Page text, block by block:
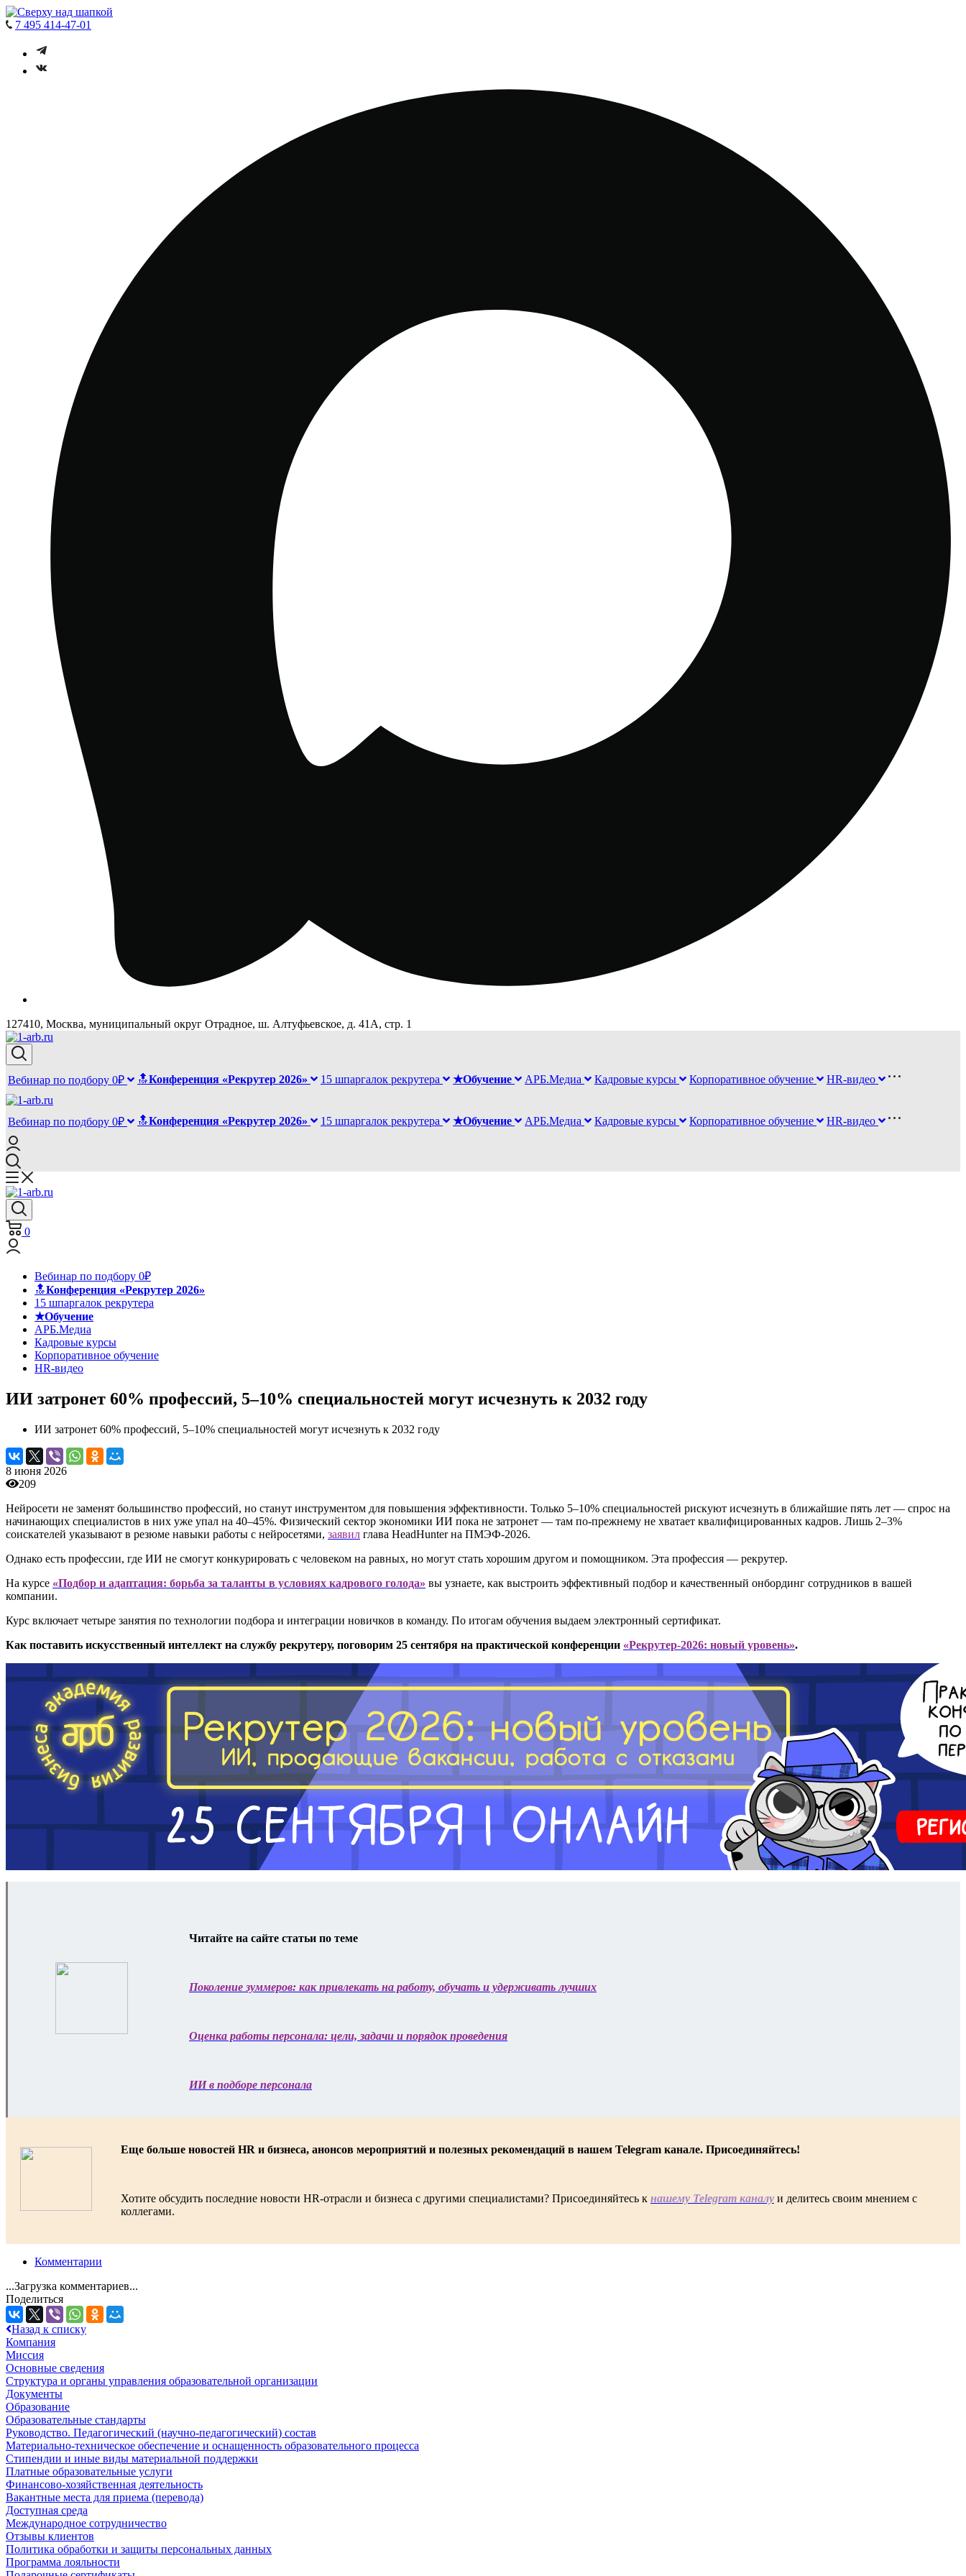
7 495 414-47-01
127410, Москва, муниципальный округ Отрадное, ш. Алтуфьевское, д. 41А, стр. 1
Вебинар по подбору 0₽ 🔝Конференция «Рекрутер 2026» 15 шпаргалок рекрутера ★Обучение АРБ.Медиа Кадровые курсы Корпоративное обучение HR-видео
Вебинар по подбору 0₽ 🔝Конференция «Рекрутер 2026» 15 шпаргалок рекрутера ★Обучение АРБ.Медиа Кадровые курсы Корпоративное обучение HR-видео
0
Вебинар по подбору 0₽
🔝Конференция «Рекрутер 2026»
15 шпаргалок рекрутера
★Обучение
АРБ.Медиа
Кадровые курсы
Корпоративное обучение
HR-видео
ИИ затронет 60% профессий, 5–10% специальностей могут исчезнуть к 2032 году
ИИ затронет 60% профессий, 5–10% специальностей могут исчезнуть к 2032 году
8 июня 2026
209
Нейросети не заменят большинство профессий, но станут инструментом для повышения эффективности. Только 5–10% специальностей рискуют исчезнуть в ближайшие пять лет — спрос на
начинающих специалистов в них уже упал на 40–45%. Физический сектор экономики ИИ пока не затронет — там по-прежнему не хватает квалифицированных кадров. Лишь 2–3%
соискателей указывают в резюме навыки работы с нейросетями, заявил глава HeadHunter на ПМЭФ-2026.
Однако есть профессии, где ИИ не смогут конкурировать с человеком на равных, но могут стать хорошим другом и помощником. Эта профессия — рекрутер.
На курсе «Подбор и адаптация: борьба за таланты в условиях кадрового голода» вы узнаете, как выстроить эффективный подбор и качественный онбординг сотрудников в вашей
компании.
Курс включает четыре занятия по технологии подбора и интеграции новичков в команду. По итогам обучения выдаем электронный сертификат.
Как поставить искусственный интеллект на службу рекрутеру, поговорим 25 сентября на практической конференции «Рекрутер-2026: новый уровень».
Читайте на сайте статьи по теме
Поколение зуммеров: как привлекать на работу, обучать и удерживать лучших
Оценка работы персонала: цели, задачи и порядок проведения
ИИ в подборе персонала
Еще больше новостей HR и бизнеса, анонсов мероприятий и полезных рекомендаций в нашем Telegram канале. Присоединяйтесь!
Хотите обсудить последние новости HR-отрасли и бизнеса с другими специалистами? Присоединяйтесь к нашему Telegram каналу и делитесь своим мнением с
коллегами.
Комментарии
...Загрузка комментариев...
Поделиться
Назад к списку
Компания
Миссия
Основные сведения
Структура и органы управления образовательной организации
Документы
Образование
Образовательные стандарты
Руководство. Педагогический (научно-педагогический) состав
Материально-техническое обеспечение и оснащенность образовательного процесса
Стипендии и иные виды материальной поддержки
Платные образовательные услуги
Финансово-хозяйственная деятельность
Вакантные места для приема (перевода)
Доступная среда
Международное сотрудничество
Отзывы клиентов
Политика обработки и защиты персональных данных
Программа лояльности